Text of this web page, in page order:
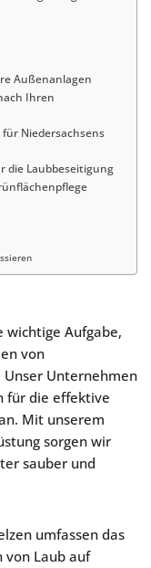
Außenanlagen
Ihren
Niedersachsens
die Laubbeseitigung
wichtige Aufgabe,
von
Unternehmen
für die effektive
Mit unserem
sorgen wir
sauber und
umfassen das
von Laub auf